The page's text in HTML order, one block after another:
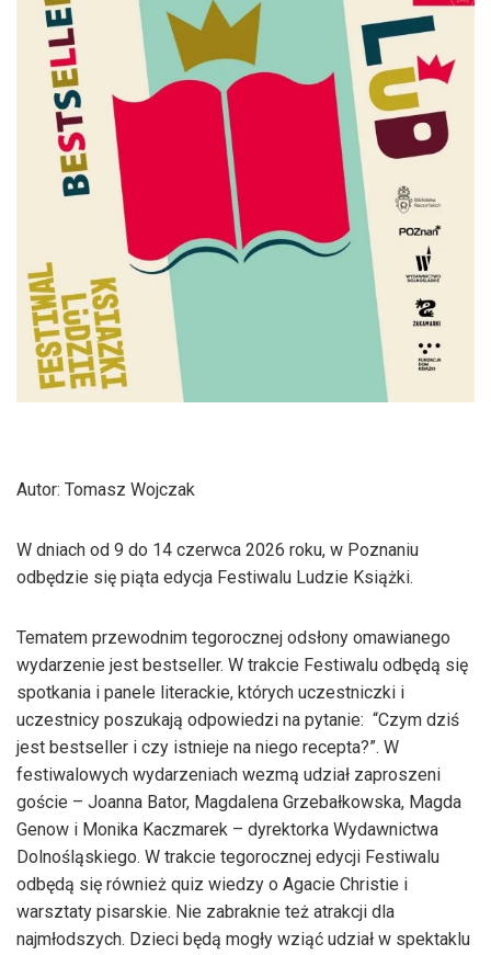
Autor: Tomasz Wojczak
W dniach od 9 do 14 czerwca 2026 roku, w Poznaniu
odbędzie się piąta edycja Festiwalu Ludzie Książki.
Tematem przewodnim tegorocznej odsłony omawianego
wydarzenie jest bestseller. W trakcie Festiwalu odbędą się
spotkania i panele literackie, których uczestniczki i
uczestnicy poszukają odpowiedzi na pytanie: “Czym dziś
jest bestseller i czy istnieje na niego recepta?”. W
festiwalowych wydarzeniach wezmą udział zaproszeni
goście – Joanna Bator, Magdalena Grzebałkowska, Magda
Genow i Monika Kaczmarek – dyrektorka Wydawnictwa
Dolnośląskiego. W trakcie tegorocznej edycji Festiwalu
odbędą się również quiz wiedzy o Agacie Christie i
warsztaty pisarskie. Nie zabraknie też atrakcji dla
najmłodszych. Dzieci będą mogły wziąć udział w spektaklu